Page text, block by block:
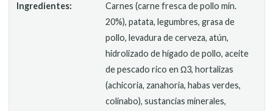
Ingredientes:
Carnes (carne fresca de pollo min.
20%), patata, legumbres, grasa de
pollo, levadura de cerveza, atún,
hidrolizado de hígado de pollo, aceite
de pescado rico en Ω3, hortalizas
(achicoria, zanahoria, habas verdes,
colinabo), sustancias minerales,